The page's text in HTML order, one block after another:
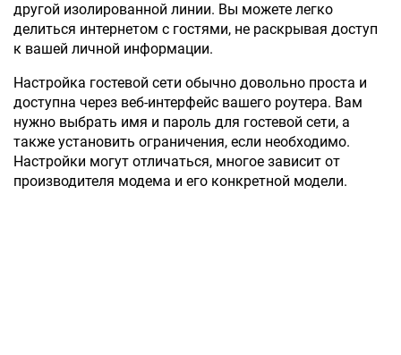
другой изолированной линии. Вы можете легко
делиться интернетом с гостями, не раскрывая доступ
к вашей личной информации.
Настройка гостевой сети обычно довольно проста и
доступна через веб-интерфейс вашего роутера. Вам
нужно выбрать имя и пароль для гостевой сети, а
также установить ограничения, если необходимо.
Настройки могут отличаться, многое зависит от
производителя модема и его конкретной модели.